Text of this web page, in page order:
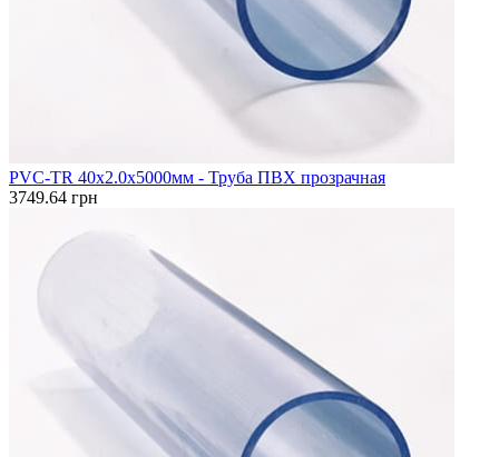
PVC-TR 40x2.0x5000мм - Труба ПВХ прозрачная
3749.64 грн